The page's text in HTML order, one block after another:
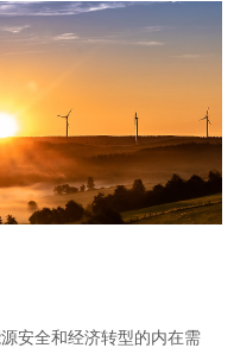
安全和经济转型的内在需